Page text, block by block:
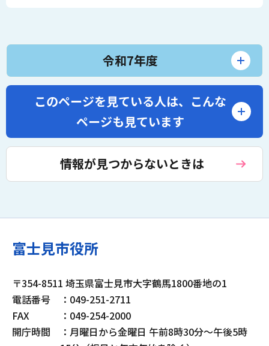
令和7年度
このページを見ている人は、 こんな
ページも見ています
情報が見つからないときは
富士見市役所
〒354-8511 埼玉県富士見市大字鶴馬1800番地の1
電話番号
：049-251-2711
FAX
：049-254-2000
開庁時間
：月曜日から金曜日 午前8時30分～午後5時